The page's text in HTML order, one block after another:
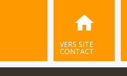
VERS SITE
CONTACT